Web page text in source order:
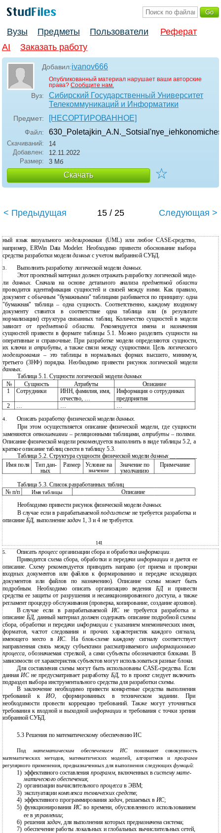
Вузы Предметы Пользователи
Реферат
AI
Заказать работу
Добавил:ivanov666
Опубликованный материал нарушает ваши авторские
права? Сообщите нам.
Вуз:
Сибирский Государственный Университет
Телекоммуникаций и Информатики
Предмет: [НЕСОРТИРОВАННОЕ]
Файл:
Скачиваний:
14
Добавлен:
12.11.2022
Размер:
3 Мб
Скачать ☆
< Предыдущая 15 / 25 Следующая >
ный язык визуальногомоделирования (UML) или любое CASE-средство,
например, ERWin Data Modeler. Необходимо привести обоснование выбора
средства разработки моделиданныхс учетом выбранной СУБД.
3. Выполнить разработку логической модели данных.
Этот проектный материал должен отражать разработку логической моде-
ли данных. Сначала на основе детального анализа предметной области
проводится идентификация сущностей и связей между ними. Как правило,
документ с обычным "бумажными" таблицами разбивается по принципу: одна
"бумажная" таблица – одна сущность. Соответственно, каждому входному
документу ставится в соответствие одна таблица или (в результате
нормализации) структура связанных таблиц. Количество сущностей в модели
зависит отпредметной области . Рекомендуется имена и назначения
сущностей привести в формате таблицы 5.1. Можно разделить сущности на
оперативные и справочные. При разработке модели определяются сущности,
их ключи и атрибуты, а также связи между сущностями. Цель логического
моделирования – это таблицы в нормальных формах высшего, минимум,
третьего (3НФ) порядка. Необходимо привести рисунок логической модели
данных.
Таблица 5.1. Сущности логической моделиданных
№
Сущность Атрибуты Описание
1 Сотрудники ИНН, фамилия, имя,
Информация о сотрудниках
отчество, …
предприятия
2
… … …
4. Описать разработку физической моделиданных.
При этом осуществляется описание физической модели, где сущности
заменяются отношениями– реляционными таблицами,атрибуты – полями.
Описание физической модели рекомендуется выполнить в виде таблицы 5.2, а
краткое описание таблиц свести в таблицу 5.3.
Таблица 5.2. Структура сущности физической моделиданных
Имя поля Тип дан- Размер Условие на Значение по Примечание
ных значение умолчанию
Таблица 5.3. Список разработанных таблиц
№ п/п Имя таблицы Описание
Необходимо привести рисунок физической моделиданных.
В случае если в разрабатываемойподсистеме не требуется разработка и
описаниеБД, выполнение задач 1, 3 и 4 не требуется.
141
5. Описать процессорганизации сбора и обработкиинформации.
Приводится схема сбора, обработки и передачиинформации и дается ее
описание. Схему рекомендуется приводить направо (от приема и проверки
входных документов или файлов к формированию и передаче исходящих
документов или файлов по назначению). Описание схемы может быть
подробным. Необходимо описать организацию ведения БД и привести
средства ее защиты от разрушения и несанкционированного доступа, а также
регламент процедур обслуживания (проверка, копирование, создание архивов).
В случае если в разрабатываемой ИСне требуется разработка и
описание БД, данный материал должен содержать описание подробной схемы
сбора, обработки и передачи информациис указанием мнемонических имен,
форматов, частот следования и прочих характеристик каждого сигнала,
имеющего место в ИС. На блок-схеме каждому сигналу соответствует
направленная связь между субъектами рассматриваемогоинформационного
процесса, обозначаемая стрелкой, а сами субъекты обозначаются блоками. В
зависимости от характеристик субъектов могут использоваться разные блоки.
Для составления схемы могут быть использованы CASE-средства. Если
данная ИС не предусматривает разработку БД, то в проект следует включить
подраздел выбора инструментального средства для разработки схемы.
В заключение необходимо привести конкретные средства выполнения
требований кИО, сформированных в техническом задании. При
необходимости провести коррекцию требований. Также могут уточняться
требования к входной и выходнойинформациии требования с точки зрения
избранной СУБД.
5.3 Решения по математическому обеспечению ИС
Под математическим обеспечением ИСпонимают совокупность
математических методов, математических моделей, алгоритмов ипрограмм
регулярного применения, предназначенных для выполнения следующихфункций:
1) эффективного составления программ, включенных всистему мате-
матического обеспечения;
2) организации вычислительногопроцессав ЭВМ;
3) эксплуатации комплекса технических средств;
4) эффективного программирования задач, решаемых в ИС;
5) функционирования ИСво времени, обусловленного использованием
ее в управлении;
6) решения задач, для выполнения которых предназначена система;
7) обеспечение работы локальных и глобальных вычислительных сетей,